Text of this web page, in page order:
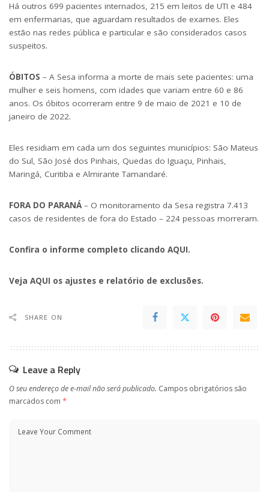
Há outros 699 pacientes internados, 215 em leitos de UTI e 484
em enfermarias, que aguardam resultados de exames. Eles
estão nas redes pública e particular e são considerados casos
suspeitos.
ÓBITOS – A Sesa informa a morte de mais sete pacientes: uma
mulher e seis homens, com idades que variam entre 60 e 86
anos. Os óbitos ocorreram entre 9 de maio de 2021 e 10 de
janeiro de 2022.
Eles residiam em cada um dos seguintes municípios: São Mateus
do Sul, São José dos Pinhais, Quedas do Iguaçu, Pinhais,
Maringá, Curitiba e Almirante Tamandaré.
FORA DO PARANÁ– O monitoramento da Sesa registra 7.413
casos de residentes de fora do Estado – 224 pessoas morreram.
Confira o informe completo clicando AQUI.
Veja AQUI os ajustes e relatório de exclusões.
SHARE ON
Leave a Reply
O seu endereço de e-mail não será publicado. Campos obrigatórios são
marcados com *